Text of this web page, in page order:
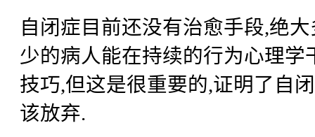
自闭症目前还没有治愈手段,绝
少的病人能在持续的行为心理
技巧,但这是很重要的,证明了自
该放弃.